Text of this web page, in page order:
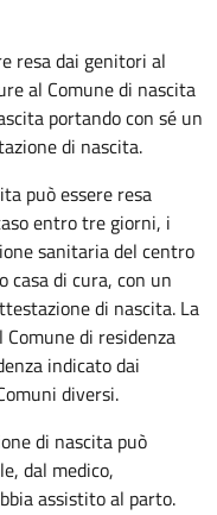
resa dai genitori al
al Comune di nascita
portando con sé un
di nascita.
può essere resa
entro tre giorni, i
sanitaria del centro
casa di cura, con un
di nascita. La
di residenza
indicato dai
diversi.
di nascita può
dal medico,
assistito al parto.